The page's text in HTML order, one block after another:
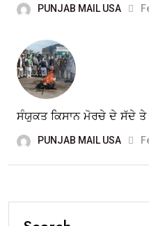
PUNJAB MAIL USA
ਸੰਯੁਕਤ ਕਿਸਾਨ ਮੋਰਚੇ ਦੇ ਸੱਦੇ ਤੇ
PUNJAB MAIL USA